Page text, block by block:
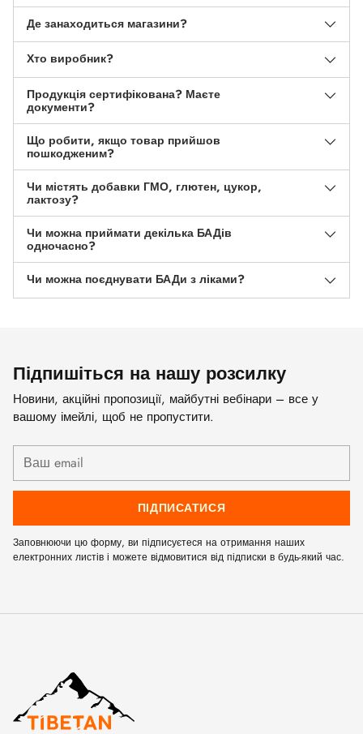
Де занаходиться магазини?
Хто виробник?
Продукція сертифікована? Маєте
документи?
Що робити, якщо товар прийшов
пошкодженим?
Чи містять добавки ГМО, глютен, цукор,
лактозу?
Чи можна приймати декілька БАДів
одночасно?
Чи можна поєднувати БАДи з ліками?
Підпишіться на нашу розсилку
Новини, акційні пропозиції, майбутні вебінари – все у
вашому імейлі, щоб не пропустити.
Ваш
email
ПІДПИСАТИСЯ
Заповнюючи цю форму, ви підписуєтеся на отримання наших
електронних листів і можете відмовитися від підписки в будь-який час.